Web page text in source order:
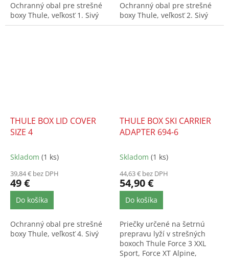
Ochranný obal pre strešné
boxy Thule, veľkosť 1. Sivý
Ochranný obal pre strešné
boxy Thule, veľkosť 2. Sivý
THULE BOX LID COVER
SIZE 4
Skladom (1 ks)
39,84 € bez DPH
49 €
Do košíka
Ochranný obal pre strešné
boxy Thule, veľkosť 4. Sivý
THULE BOX SKI CARRIER
ADAPTER 694-6
Skladom (1 ks)
44,63 € bez DPH
54,90 €
Do košíka
Priečky určené na šetrnú
prepravu lyží v strešných
boxoch Thule Force 3 XXL
Sport, Force XT Alpine,